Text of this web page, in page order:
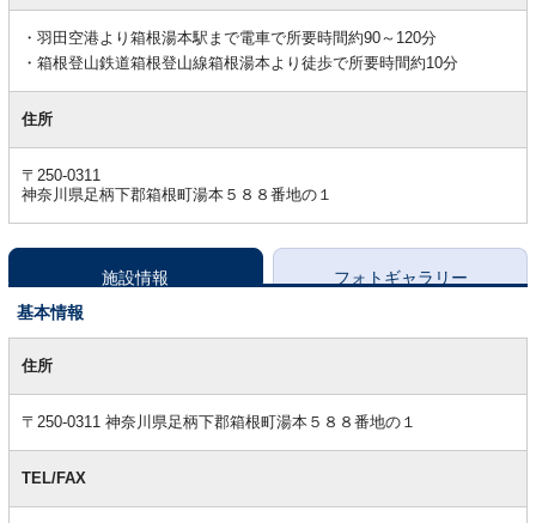
羽田空港より箱根湯本駅まで電車で所要時間約90～120分
箱根登山鉄道箱根登山線箱根湯本より徒歩で所要時間約10分
住所
〒250-0311
神奈川県足柄下郡箱根町湯本５８８番地の１
施設情報
フォトギャラリー
基本情報
本住所
〒250-0311 神奈川県足柄下郡箱根町湯本５８８番地の１
TEL/FAX